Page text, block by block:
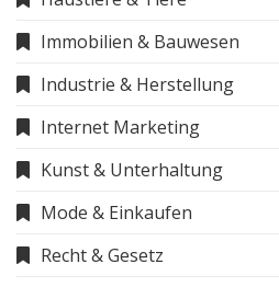
Immobilien & Bauwesen
Industrie & Herstellung
Internet Marketing
Kunst & Unterhaltung
Mode & Einkaufen
Recht & Gesetz